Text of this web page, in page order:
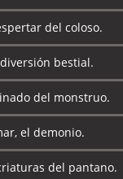
del coloso.
bestial.
del monstruo.
el demonio.
del pantano.